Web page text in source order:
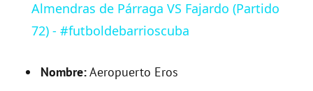
a
y
Almendras de Párraga VS Fajardo (Partido
72) - #futboldebarrioscuba
Nombre:Aeropuerto Eros